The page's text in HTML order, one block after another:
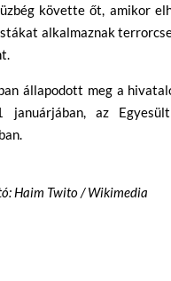
követte őt, amikor
alkalmaznak
állapodott meg a
januárjában, az
Haim Twito / Wikimedia